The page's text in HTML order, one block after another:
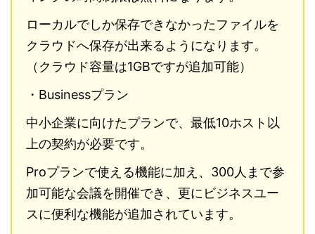
ローカルでしか保存できなかったファイルを
クラウドへ保存が出来るようになります。
（クラウド容量は1GBですが追加可能）
・Businessプラン
中小企業に向けたプランで、最低10ホスト以
上の契約が必要です。
Proプランで使える機能に加え、300人まで参
加可能な会議を開催でき、更にビジネスユー
スに便利な機能が追加されています。